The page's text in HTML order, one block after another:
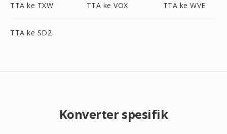
TTA ke TXW TTA ke VOX TTA ke WVE
TTA ke SD2
Konverter spesifik